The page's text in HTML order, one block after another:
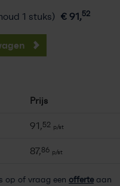
1 stuks) € 91,52
Prijs
91,52 p/st
87,86 p/st
op of vraag een offerteaan